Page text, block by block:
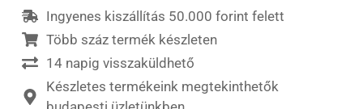
Ingyenes kiszállítás 50.000 forint felett
Több száz termék készleten
14 napig visszaküldhető
Készletes termékeink megtekinthetők